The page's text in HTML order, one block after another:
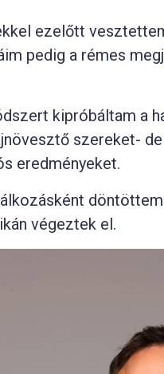
ezelőtt
pedig a rémes
kipróbáltam a
szereket-
eredményeket.
végeztek el.